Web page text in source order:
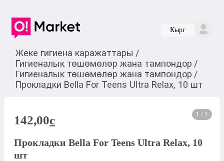
Кырг
Жеке гигиена каражаттары /
Гигиеналык төшөмөлөр жана тампондор /
Гигиеналык төшөмөлөр жана тампондор /
Прокладки Bella For Teens Ultra Relax, 10 шт
1 / 1
142,00c
Прокладки Bella For Teens Ultra Relax, 10
шт